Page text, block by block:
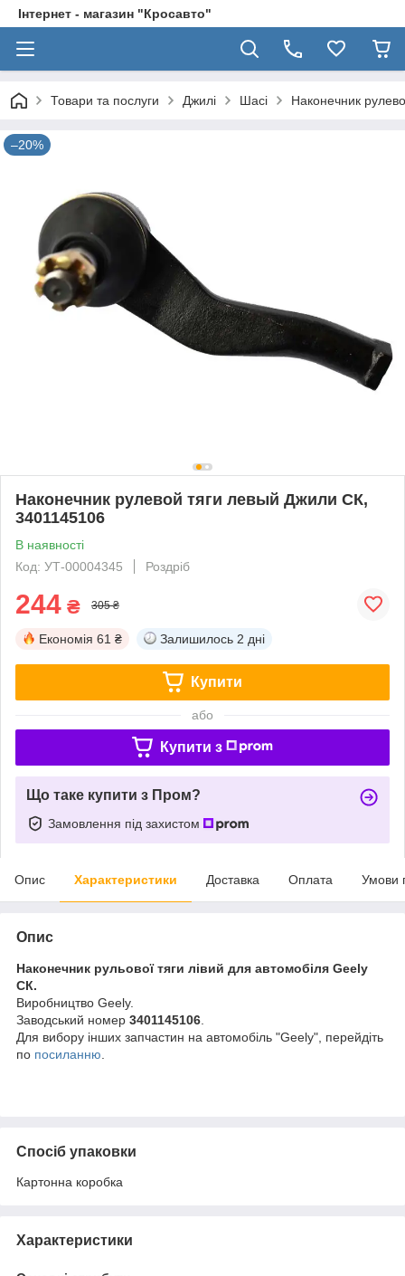
Інтернет - магазин "Кросавто"
Товари та послуги Джилі Шасі Наконечник
–20%
Наконечник рулевой тяги левый Джили СК,
3401145106
В наявності
Код: УТ-00004345
Роздріб
244 ₴ 305 ₴
Економія 61 ₴ Залишилось 2 дні
Купити
або
Купити з
Що таке купити з Пром?
Замовлення під захистом
Опис Характеристики Доставка Оплата Умови
Опис
Наконечник рульової тяги лівий для автомобіля Geely
СК.
Виробництво Geely.
Заводський номер 3401145106
Для вибору інших запчастин на автомобіль "Geely", перейдіть
по посиланню
Спосіб упаковки
Картонна коробка
Характеристики